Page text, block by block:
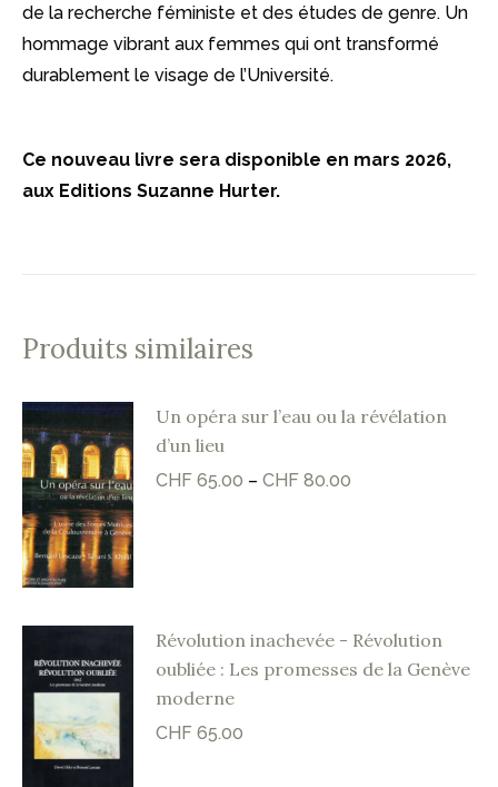
de la recherche féministe et des études de genre. Un
hommage vibrant aux femmes qui ont transformé
durablement le visage de l’Université.
Ce nouveau livre sera disponible en mars 2026,
aux Editions Suzanne Hurter.
Produits similaires
Un opéra sur l’eau ou la révélation
d’un lieu
CHF 65.00 – CHF 80.00
Révolution inachevée - Révolution
oubliée : Les promesses de la Genève
moderne
CHF 65.00